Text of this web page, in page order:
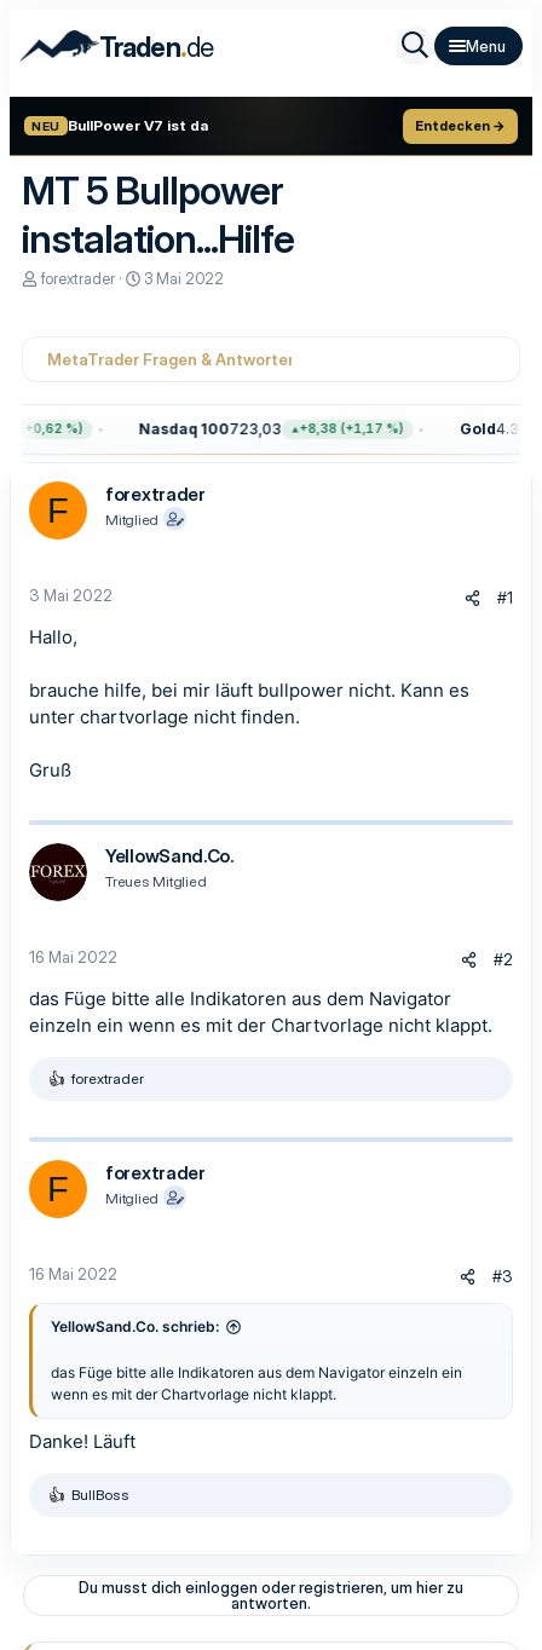
Traden.de
NEU BullPower V7 ist da Entdecken →
MT 5 Bullpower
instalation...Hilfe
E
r
forextrader
E
e
a
m
3 Mai 2022
MetaTrader Fragen & Antworten
(+0,62 %) Nasdaq 100723,03 +8,38 (+1,17 %) Gold
F forextrader
Mitglied
3 Mai 2022 #1
Hallo,
brauche hilfe, bei mir läuft bullpower nicht. Kann es
unter chartvorlage nicht finden.
Gruß
YellowSand.Co.
Treues Mitglied
16 Mai 2022 #2
das Füge bitte alle Indikatoren aus dem Navigator
einzeln ein wenn es mit der Chartvorlage nicht klappt.
R
k
t
o
n
forextrader
F forextrader
Mitglied
16 Mai 2022 #3
YellowSand.Co. schrieb:
das Füge bitte alle Indikatoren aus dem Navigator einzeln ein
wenn es mit der Chartvorlage nicht klappt.
Danke! Läuft
R
t
o
n
BullBoss
Du musst dich einloggen oder registrieren, um hier zu
antworten.